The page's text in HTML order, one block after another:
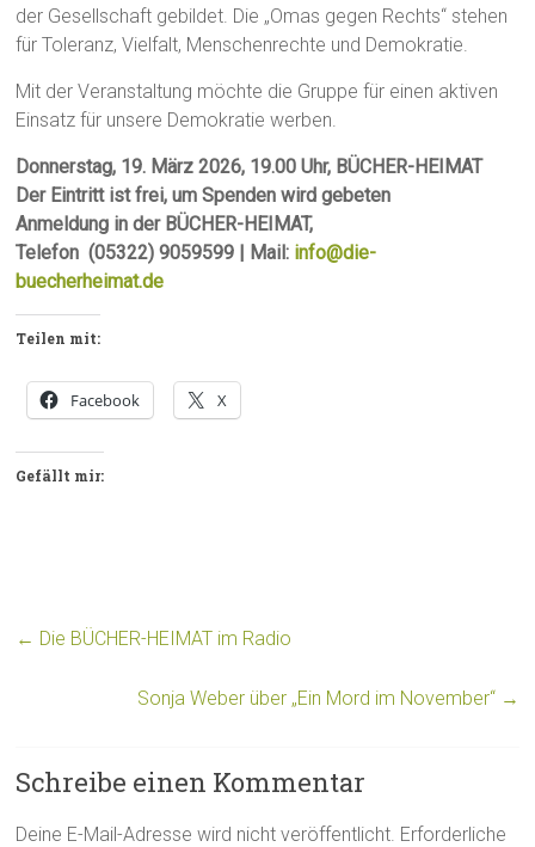
der Gesellschaft gebildet. Die „Omas gegen Rechts“ stehen
für Toleranz, Vielfalt, Menschenrechte und Demokratie.
Mit der Veranstaltung möchte die Gruppe für einen aktiven
Einsatz für unsere Demokratie werben.
Donnerstag, 19. März 2026, 19.00 Uhr, BÜCHER-HEIMAT
Der Eintritt ist frei, um Spenden wird gebeten
Anmeldung in der BÜCHER-HEIMAT,
Telefon (05322) 9059599 | Mail: info@die-
buecherheimat.de
Teilen mit:
Facebook X
Gefällt mir:
← Die BÜCHER-HEIMAT im Radio
Sonja Weber über „Ein Mord im November“ →
Schreibe einen Kommentar
Deine E-Mail-Adresse wird nicht veröffentlicht. Erforderliche